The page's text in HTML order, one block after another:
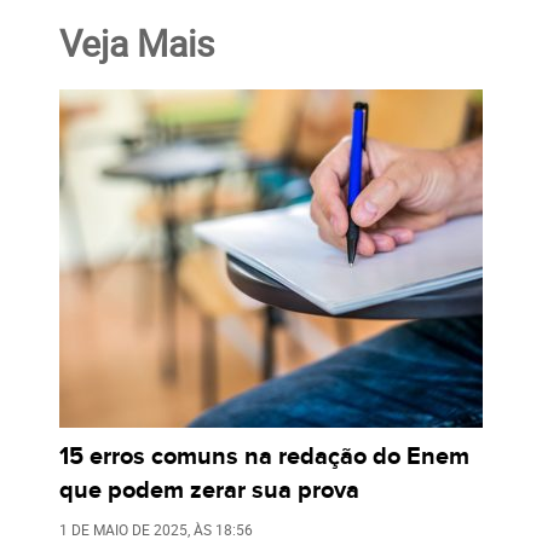
Veja Mais
15 erros comuns na redação do Enem
que podem zerar sua prova
1 DE MAIO DE 2025, ÀS 18:56